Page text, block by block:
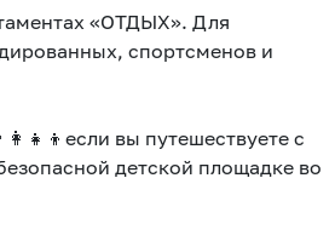
«ОТДЫХ». Для
спортсменов и
вы путешествуете с
детской площадке во